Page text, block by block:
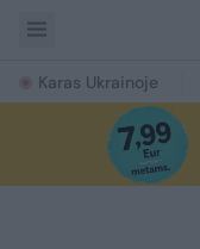
Karas Ukrainoje